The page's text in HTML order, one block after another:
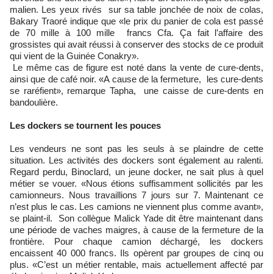
malien. Les yeux rivés sur sa table jonchée de noix de colas,
Bakary Traoré indique que «le prix du panier de cola est passé
de 70 mille à 100 mille francs Cfa. Ça fait l’affaire des
grossistes qui avait réussi à conserver des stocks de ce produit
qui vient de la Guinée Conakry».
Le même cas de figure est noté dans la vente de cure-dents,
ainsi que de café noir. «A cause de la fermeture, les cure-dents
se raréfient», remarque Tapha, une caisse de cure-dents en
bandoulière.
Les dockers se tournent les pouces
Les vendeurs ne sont pas les seuls à se plaindre de cette
situation. Les activités des dockers sont également au ralenti.
Regard perdu, Binoclard, un jeune docker, ne sait plus à quel
métier se vouer. «Nous étions suffisamment sollicités par les
camionneurs. Nous travaillions 7 jours sur 7. Maintenant ce
n’est plus le cas. Les camions ne viennent plus comme avant»,
se plaint-il. Son collègue Malick Yade dit être maintenant dans
une période de vaches maigres, à cause de la fermeture de la
frontière. Pour chaque camion déchargé, les dockers
encaissent 40 000 francs. Ils opèrent par groupes de cinq ou
plus. «C’est un métier rentable, mais actuellement affecté par